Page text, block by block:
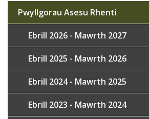
navigation
Pwyllgorau Asesu Rhenti
Ebrill 2026 - Mawrth 2027
Ebrill 2025 - Mawrth 2026
Ebrill 2024 - Mawrth 2025
Ebrill 2023 - Mawrth 2024